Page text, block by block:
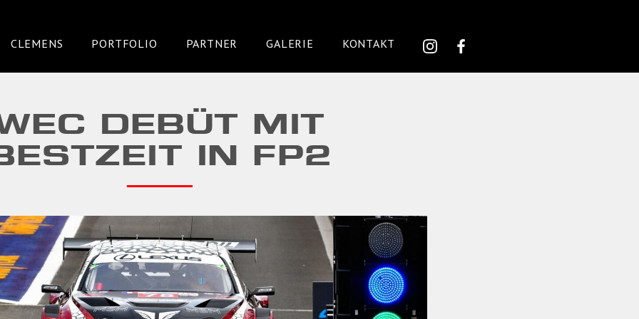
CLEMENS PORTFOLIO PARTNER GALERIE KONTAKT
DEBÜT MIT
IN FP2